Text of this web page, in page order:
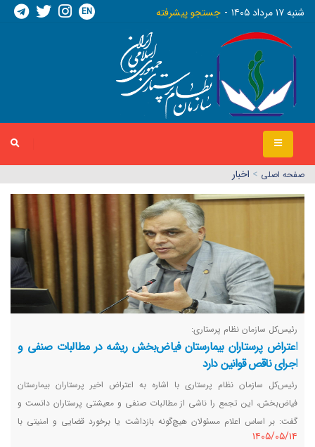
شنبه ١٧ مرداد ١٤٠٥ جستجو پیشرفته EN
صفحه اصلي > اخبار
رئیس‌کل سازمان نظام پرستاری:
اعتراض پرستاران بیمارستان فیاض‌بخش ریشه در مطالبات صنفی و
اجرای ناقص قوانین دارد
رئیس‌کل سازمان نظام پرستاری با اشاره به اعتراض اخیر پرستاران بیمارستان
فیاض‌بخش، این تجمع را ناشی از مطالبات صنفی و معیشتی پرستاران دانست و
گفت: بر اساس اعلام مسئولان هیچ‌گونه بازداشت یا برخورد قضایی و امنیتی با
پرستاران صورت نگرفته است.
١٤٠٥/٠٥/١٤